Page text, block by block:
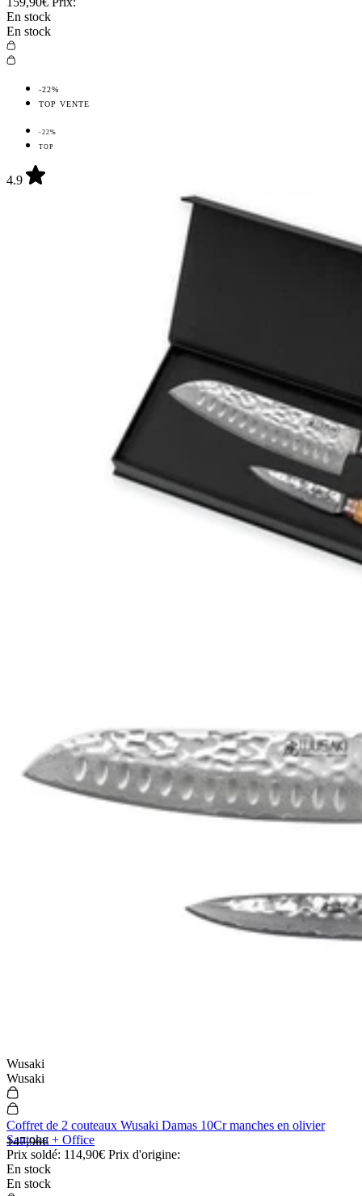
En stock
En stock
-22%
TOP VENTE
-22%
TOP
4.9
Wusaki
Wusaki
Coffret de 2 couteaux Wusaki Damas 10Cr manches en olivier
Santoku + Office
Prix soldé: 114,90€ Prix d'origine:
147,90€
En stock
En stock